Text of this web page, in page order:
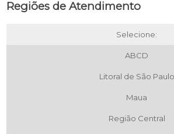
Regiões de Atendimento
Selecione:
ABCD
Litoral de São Paulo
Maua
Região Central